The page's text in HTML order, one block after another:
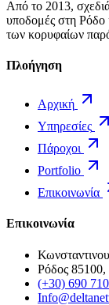
Από το 2013,
υποδομές στη Ρόδο
των κορυφαίων
Πλοήγηση
Αρχική
Υπηρεσίες
Πάροχοι
Portfolio
Επικοινωνία
Επικοινωνία
Ρόδος
(+30) 690